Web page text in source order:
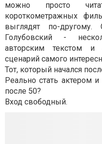
можно просто
короткометражных
выглядят по-другому.
Голубовский -
авторским текстом и
сценарий самого
Тот, который начался
Реально стать актером
после 50?
Вход свободный.